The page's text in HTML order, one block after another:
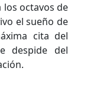
los octavos de
el sueño de
cita del
despide del